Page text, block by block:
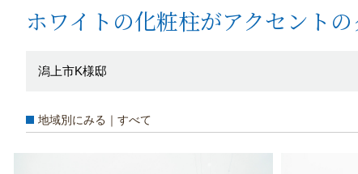
ホワイトの化粧柱がアクセント
潟上市K様邸
地域別にみる｜すべて